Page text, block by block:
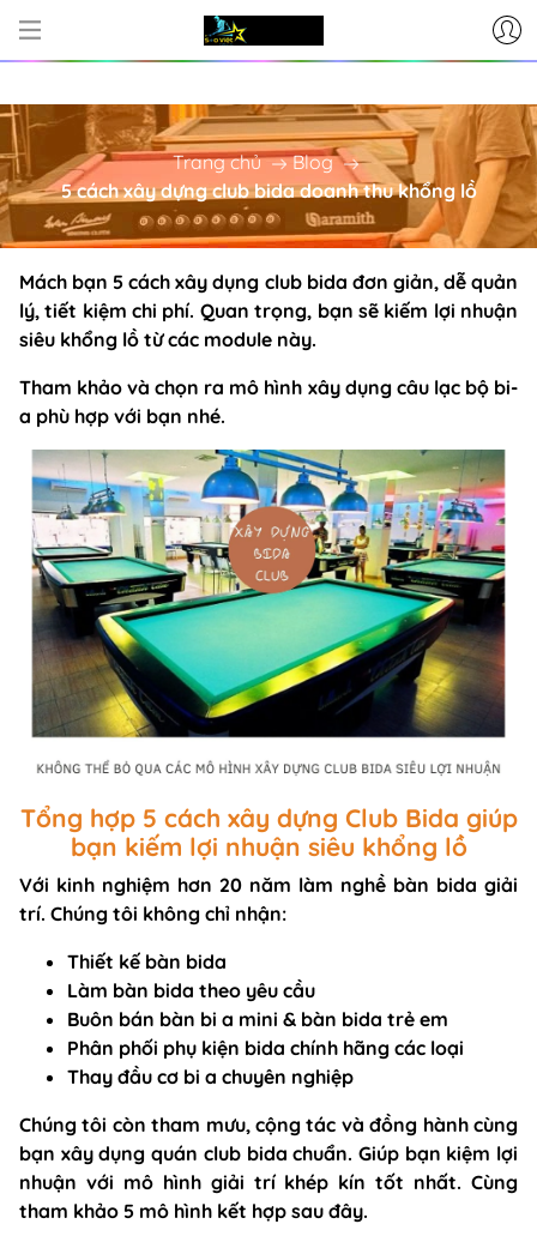
CẤP BÀN BI-A - PHỤ KIỆN BI-A
Trang chủ
Blog
5 cách xây dựng club bida doanh thu khổng lồ
Mách bạn 5 cách xây dụng club bida đơn giản, dễ quản
lý, tiết kiệm chi phí. Quan trọng, bạn sẽ kiếm lợi nhuận
siêu khổng lồ từ các module này.
Tham khảo và chọn ra mô hình xây dụng câu lạc bộ bi-
a phù hợp với bạn nhé.
Tổng hợp 5 cách xây dựng Club Bida giúp
bạn kiếm lợi nhuận siêu khổng lồ
Với kinh nghiệm hơn 20 năm làm nghề bàn bida giải
trí. Chúng tôi không chỉ nhận:
Thiết kế bàn bida
Làm bàn bida theo yêu cầu
Buôn bán bàn bi a mini & bàn bida trẻ em
Phân phối phụ kiện bida chính hãng các loại
Thay đầu cơ bi a chuyên nghiệp
Chúng tôi còn tham mưu, cộng tác và đồng hành cùng
bạn xây dụng quán club bida chuẩn. Giúp bạn kiệm lợi
nhuận với mô hình giải trí khép kín tốt nhất. Cùng
tham khảo 5 mô hình kết hợp sau đây.